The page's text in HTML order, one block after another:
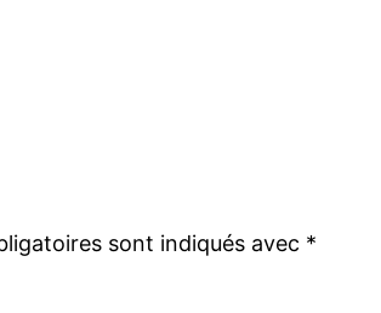
sont indiqués avec *